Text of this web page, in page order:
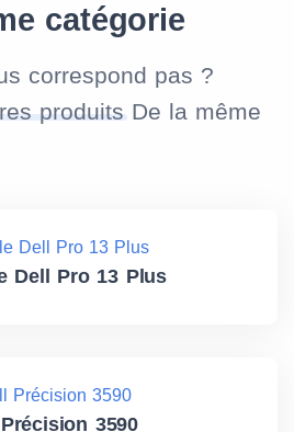
catégorie
correspond pas ?
produitsDe la même
Dell Pro 13 Plus
3590